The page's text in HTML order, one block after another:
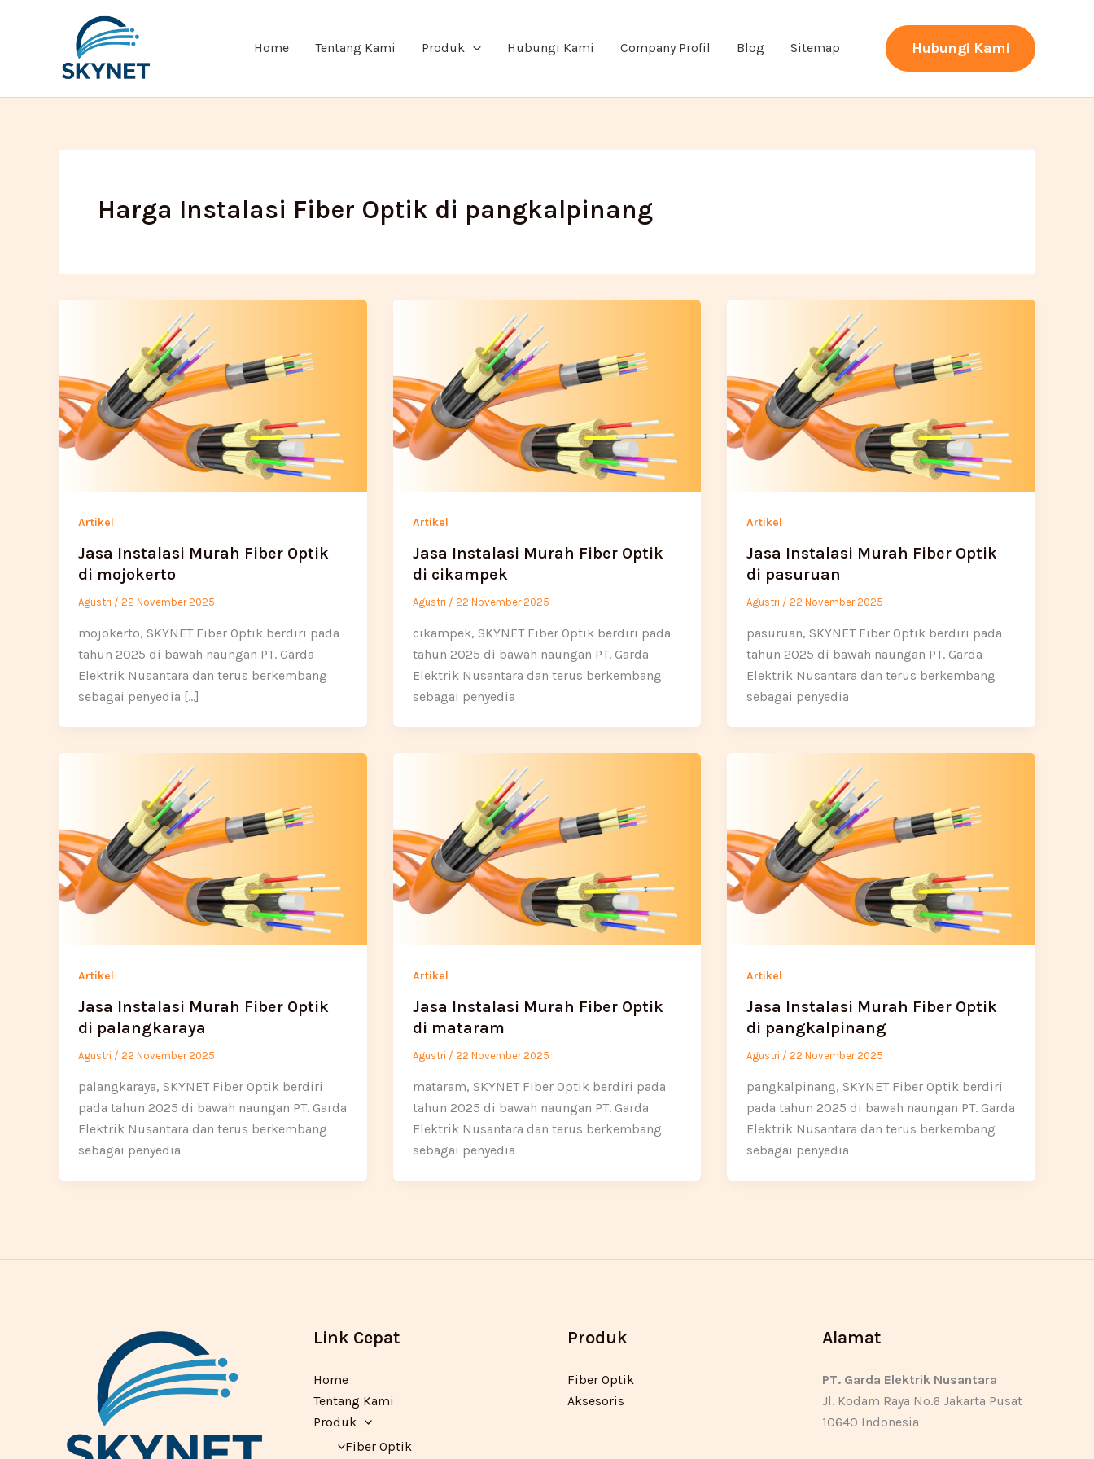
Home Tentang Kami Produk Hubungi Kami Company Profil Blog Sitemap Hubungi Kami
Harga Instalasi Fiber Optik di pangkalpinang
Artikel
Jasa Instalasi Murah Fiber Optik
di mojokerto
Agustri / 22 November 2025
mojokerto, SKYNET Fiber Optik berdiri pada
tahun 2025 di bawah naungan PT. Garda
Elektrik Nusantara dan terus berkembang
sebagai penyedia […]
Artikel
Jasa Instalasi Murah Fiber Optik
di cikampek
Agustri / 22 November 2025
cikampek, SKYNET Fiber Optik berdiri pada
tahun 2025 di bawah naungan PT. Garda
Elektrik Nusantara dan terus berkembang
sebagai penyedia
Artikel
Jasa Instalasi Murah Fiber Optik
di pasuruan
Agustri / 22 November 2025
pasuruan, SKYNET Fiber Optik berdiri pada
tahun 2025 di bawah naungan PT. Garda
Elektrik Nusantara dan terus berkembang
sebagai penyedia
Artikel
Jasa Instalasi Murah Fiber Optik
di palangkaraya
Agustri / 22 November 2025
palangkaraya, SKYNET Fiber Optik berdiri
pada tahun 2025 di bawah naungan PT. Garda
Elektrik Nusantara dan terus berkembang
sebagai penyedia
Artikel
Jasa Instalasi Murah Fiber Optik
di mataram
Agustri / 22 November 2025
mataram, SKYNET Fiber Optik berdiri pada
tahun 2025 di bawah naungan PT. Garda
Elektrik Nusantara dan terus berkembang
sebagai penyedia
Artikel
Jasa Instalasi Murah Fiber Optik
di pangkalpinang
Agustri /22 November 2025
pangkalpinang, SKYNET Fiber Optik berdiri
pada tahun 2025 di bawah naungan PT. Garda
Elektrik Nusantara dan terus berkembang
sebagai penyedia
Link Cepat
Home
Tentang Kami
Produk
Fiber Optik
Produk
Fiber Optik
Aksesoris
Alamat
PT. Garda Elektrik Nusantara
Jl. Kodam Raya No.6 Jakarta Pusat
10640 Indonesia